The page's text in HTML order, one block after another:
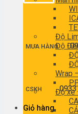
MUA HÀNG
CSKH
Giỏ hàng
Độ
Độ
Wrap
Độ xe